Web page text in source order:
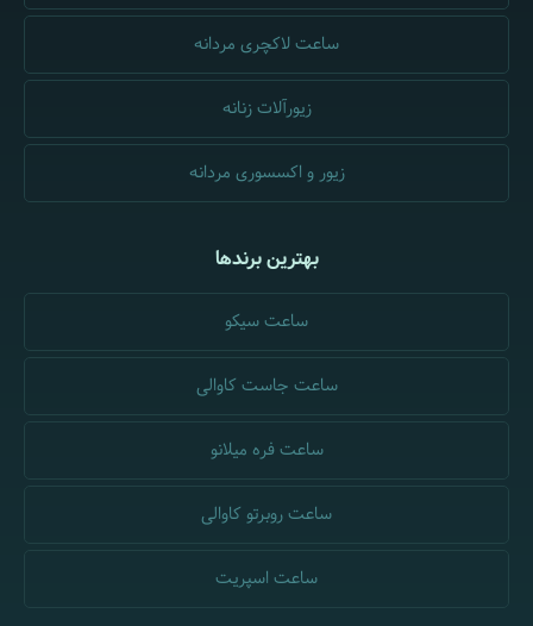
ساعت لاکچری مردانه
زیورآلات زنانه
زیور و اکسسوری مردانه
بهترین برندها
ساعت سیکو
ساعت جاست کاوالی
ساعت فره میلانو
ساعت روبرتو کاوالی
ساعت اسپریت